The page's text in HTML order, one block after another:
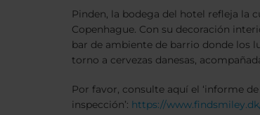
Pinden, la bodega del hotel refleja la
Copenhague. Con su decoración
bar de ambiente de barrio donde los
torno a cervezas danesas,
Por favor, consulte aquí el ‘informe de
inspección’: https://